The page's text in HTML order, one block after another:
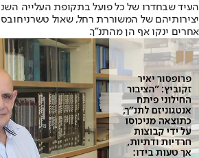
העיד שבחדרו של כל פועל בתקופת העלייה
יצירותיהם של המשוררת רחל, שאול
אחרים ינקו אף הן מהתנ"ך.